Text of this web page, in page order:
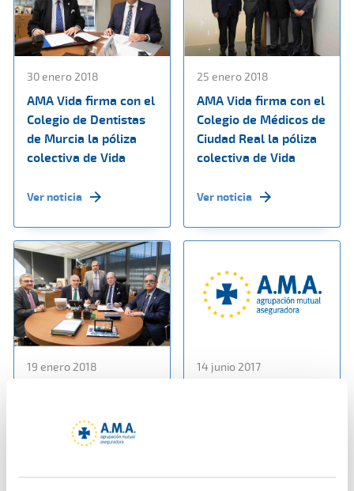
30 enero 2018
AMA Vida firma con el
Colegio de Dentistas
de Murcia la póliza
colectiva de Vida
Ver noticia
25 enero 2018
AMA Vida firma con el
Colegio de Médicos de
Ciudad Real la póliza
colectiva de Vida
Ver noticia
19 enero 2018
Veterinarios de
Pontevedra una póliza
14 junio 2017